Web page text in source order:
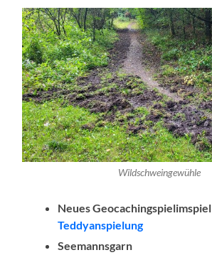
Wildschweingewühle
Neues Geocachingspielimspiel
Teddyanspielung
Seemannsgarn